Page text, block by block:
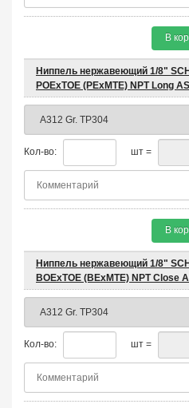
В
Ниппель нержавеющий 1/8"
POEхTOE (PEхMTE) NPT Long
Кол-во: шт =
В
Ниппель нержавеющий 1/8"
BOEхTOE (BEхMTE) NPT Close
Кол-во: шт =